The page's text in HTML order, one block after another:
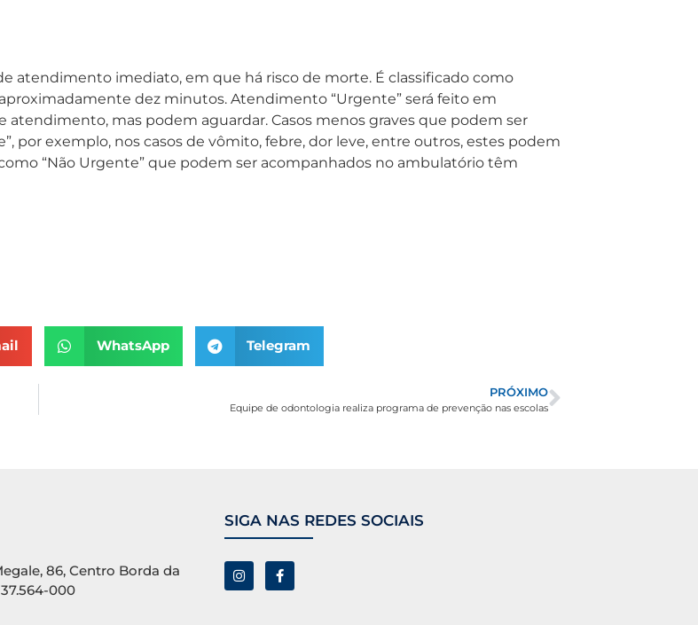
atendimento imediato, em que há risco de morte. É classificado como
dez minutos. Atendimento “Urgente” será feito em
mas podem aguardar. Casos menos graves que podem ser
por exemplo, nos casos de vômito, febre, dor leve, entre outros, estes podem
“Não Urgente” que podem ser acompanhados no ambulatório têm
WhatsApp Telegram
PRÓXIMO
Equipe de odontologia realiza programa de prevenção nas escolas
86, Centro Borda da
000
SIGA NAS REDES SOCIAIS